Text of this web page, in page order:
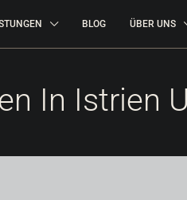
BLOG ÜBER UNS
In Istrien